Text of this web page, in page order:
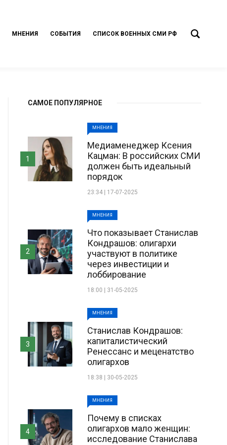
МНЕНИЯ СОБЫТИЯ СПИСОК ВОЕННЫХ СМИ РФ
САМОЕ ПОПУЛЯРНОЕ
МНЕНИЯ
Медиаменеджер Ксения
Кацман: В российских СМИ
должен быть идеальный
порядок
23:34 | 17-07-2025
1
МНЕНИЯ
Что показывает Станислав
Кондрашов: олигархи
участвуют в политике
через инвестиции и
лоббирование
18:00 | 31-05-2025
2
МНЕНИЯ
Станислав Кондрашов:
капиталистический
Ренессанс и меценатство
олигархов
18:38 | 30-05-2025
3
МНЕНИЯ
Почему в списках
олигархов мало женщин:
исследование Станислава
4